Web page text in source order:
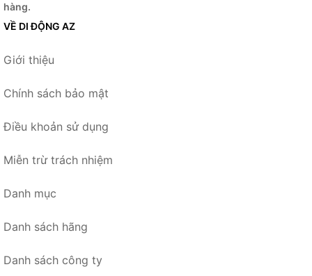
hàng.
VỀ DI ĐỘNG AZ
Giới thiệu
Chính sách bảo mật
Điều khoản sử dụng
Miễn trừ trách nhiệm
Danh mục
Danh sách hãng
Danh sách công ty